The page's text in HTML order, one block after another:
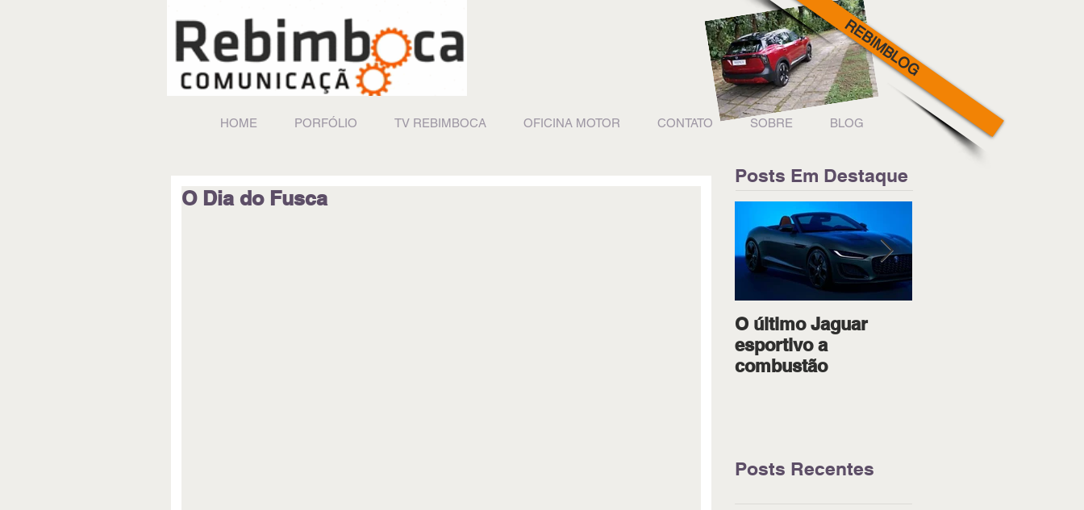
REBIMBLOG
HOME PORFÓLIO TV REBIMBOCA OFICINA MOTOR CONTATO SOBRE BLOG
O Dia do Fusca
Posts Em Destaque
O último Jaguar
esportivo a
combustão
Posts Recentes